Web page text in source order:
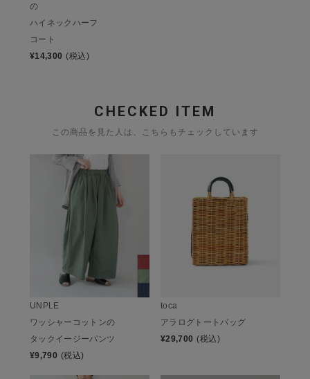
の
ハイネックハーフ
コート
¥14,300 (税込)
CHECKED ITEM
この商品を見た人は、こちらもチェックしています
UNPLE
ワッシャーコットンの
タックイージーパンツ
¥9,790 (税込)
toca
アラログトートバッグ
¥29,700 (税込)